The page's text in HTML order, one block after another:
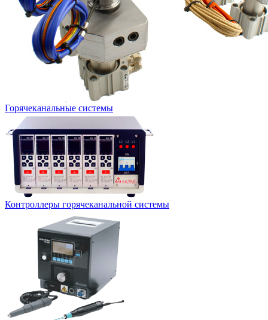
Горячеканальные системы
Контроллеры горячеканальной системы